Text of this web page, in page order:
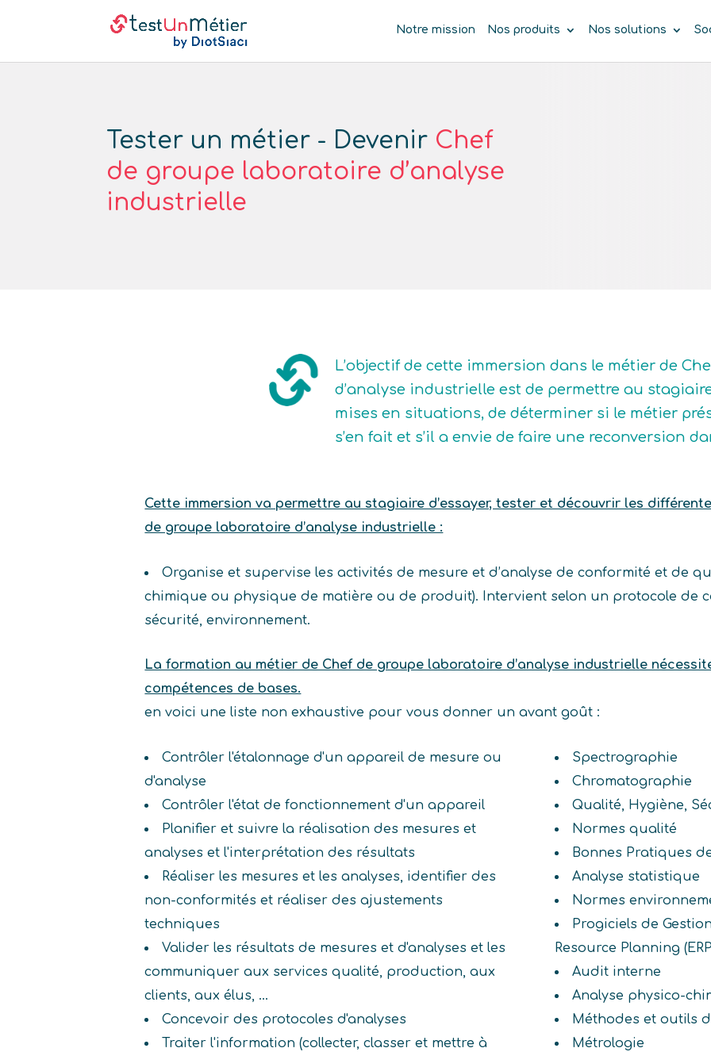
Notre mission Nos produits Nos solutions
Tester un métier - Devenir Chef
de groupe laboratoire d’analyse
industrielle
L’objectif de cette immersion dans le métier de
d’analyse industrielle est de permettre au
mises en situations, de déterminer si le métier
s’en fait et s’il a envie de faire une reconversion
Cette immersion va permettre au stagiaire d’essayer, tester et découvrir les
de groupe laboratoire d’analyse industrielle :
Organise et supervise les activités de mesure et d’analyse de conformité et de
chimique ou physique de matière ou de produit). Intervient selon un protocole de
sécurité, environnement.
La formation au métier de Chef de groupe laboratoire d’analyse industrielle
compétences de bases.
en voici une liste non exhaustive pour vous donner un avant goût :
Contrôler l'étalonnage d'un appareil de mesure ou
d'analyse
Contrôler l'état de fonctionnement d'un appareil
Planifier et suivre la réalisation des mesures et
analyses et l'interprétation des résultats
Réaliser les mesures et les analyses, identifier des
non-conformités et réaliser des ajustements
techniques
Valider les résultats de mesures et d'analyses et les
communiquer aux services qualité, production, aux
clients, aux élus, ...
Concevoir des protocoles d'analyses
Traiter l'information (collecter, classer et mettre à
Spectrographie
Chromatographie
Qualité, Hygiène,
Normes qualité
Bonnes Pratiques
Analyse statistique
Normes
Progiciels de
Resource Planning
Audit interne
Analyse physico-
Méthodes et outils
Métrologie